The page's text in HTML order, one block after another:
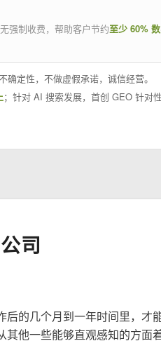
强制收费，帮助客户节约至少 60%
定性，不做虚假承诺，诚信经营。
；针对 AI 搜索发展，首创 GEO 针对
司
的几个月到一年时间里，才
他一些能够直观感知的方面